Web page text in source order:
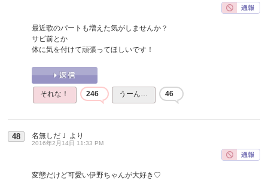
最近歌のパートも増えた気がしませんか？
サビ前とか
体に気を付けて頑張ってほしいです！
それな！ 246 うーん… 46
48 名無しだＪ より
2016年2月14日 11:33 PM
変態だけど可愛い伊野ちゃんが大好き♡